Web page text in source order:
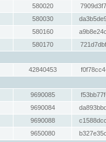
580020
580030
580160
580170
42840453
9690085
9690084
9690088
9650080